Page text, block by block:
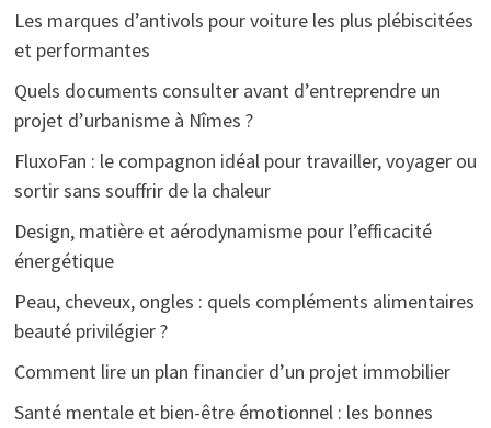
Les marques d’antivols pour voiture les plus plébiscitées
et performantes
Quels documents consulter avant d’entreprendre un
projet d’urbanisme à Nîmes ?
FluxoFan : le compagnon idéal pour travailler, voyager ou
sortir sans souffrir de la chaleur
Design, matière et aérodynamisme pour l’efficacité
énergétique
Peau, cheveux, ongles : quels compléments alimentaires
beauté privilégier ?
Comment lire un plan financier d’un projet immobilier
Santé mentale et bien-être émotionnel : les bonnes